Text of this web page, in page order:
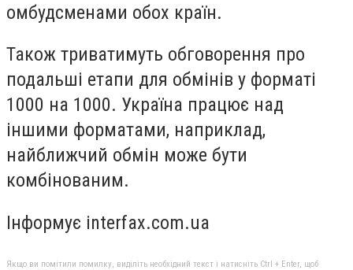
омбудсменами обох країн.
Також триватимуть обговорення про
подальші етапи для обмінів у форматі
1000 на 1000. Україна працює над
іншими форматами, наприклад,
найближчий обмін може бути
комбінованим.
Інформує interfax.com.ua
Якщо ви помітили помилку, виділіть необхідний текст і натисніть Ctrl + Enter, щоб